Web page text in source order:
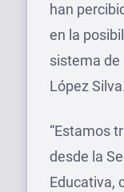
han
en la
sistema de
López Silva.
“Estamos
desde la
Educativa,